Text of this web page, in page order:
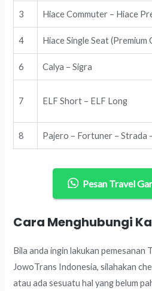
3 Hiace Commuter – Hiace
4 Hiace Single Seat (Premium
6 Calya – Sigra
7 ELF Short – ELF Long
8 Pajero – Fortuner – Strada
Pesan Travel
Cara Menghubungi
Bila anda ingin lakukan pemesanan
JowoTrans Indonesia, silahakan
atau ada sesuatu hal yang belum